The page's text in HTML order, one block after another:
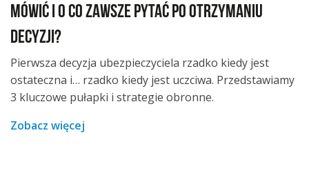
mówić i o co zawsze pytać po otrzymaniu
decyzji?
Pierwsza decyzja ubezpieczyciela rzadko kiedy jest
ostateczna i… rzadko kiedy jest uczciwa. Przedstawiamy
3 kluczowe pułapki i strategie obronne.
Zobacz więcej